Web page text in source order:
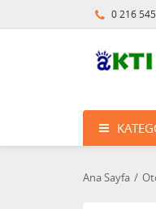
0 216
Ana Sayfa